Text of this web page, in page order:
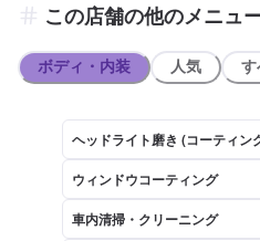
この店舗の他のメニュ
ボディ・内装 人気 す
ヘッドライト磨き (コーティン
ウィンドウコーティング
車内清掃・クリーニング